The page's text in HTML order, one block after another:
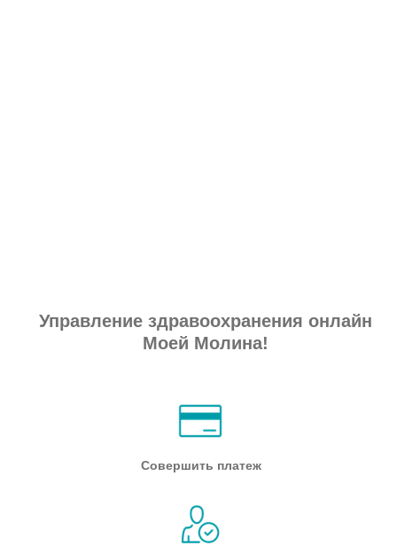
Управление здравоохранения онлайн
Моей Молина!
Совершить платеж